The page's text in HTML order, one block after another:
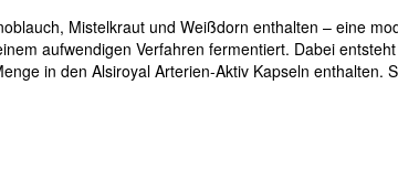
Mistelkraut und Weißdorn enthalten – eine
aufwendigen Verfahren fermentiert. Dabei
in den Alsiroyal Arterien-Aktiv Kapseln